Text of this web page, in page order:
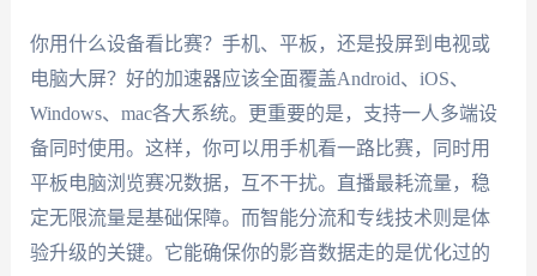
你用什么设备看比赛？手机、平板，还是投屏到电视或
电脑大屏？好的加速器应该全面覆盖Android、iOS、
Windows、mac各大系统。更重要的是，支持一人多端设
备同时使用。这样，你可以用手机看一路比赛，同时用
平板电脑浏览赛况数据，互不干扰。直播最耗流量，稳
定无限流量是基础保障。而智能分流和专线技术则是体
验升级的关键。它能确保你的影音数据走的是优化过的